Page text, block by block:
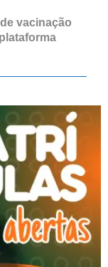
vacinação